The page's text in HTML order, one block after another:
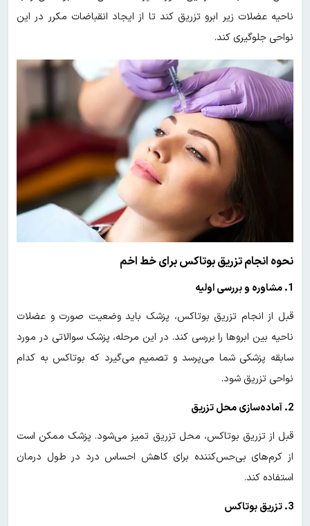
ناحیه عضلات زیر ابرو تزریق کند تا از ایجاد انقباضات مکرر در این
نواحی جلوگیری کند.
نحوه انجام تزریق بوتاکس برای خط اخم
1. مشاوره و بررسی اولیه
قبل از انجام تزریق بوتاکس، پزشک باید وضعیت صورت و عضلات
ناحیه بین ابروها را بررسی کند. در این مرحله، پزشک سوالاتی در مورد
سابقه پزشکی شما می‌پرسد و تصمیم می‌گیرد که بوتاکس به کدام
نواحی تزریق شود.
2. آماده‌سازی محل تزریق
قبل از تزریق بوتاکس، محل تزریق تمیز می‌شود. پزشک ممکن است
از کرم‌های بی‌حس‌کننده برای کاهش احساس درد در طول درمان
استفاده کند.
3. تزریق بوتاکس